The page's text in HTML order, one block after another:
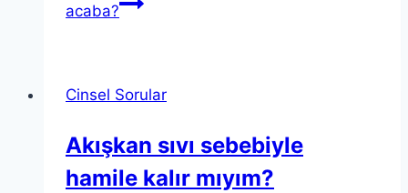
acaba?
Cinsel Sorular
Akışkan sıvı sebebiyle
hamile kalır mıyım?